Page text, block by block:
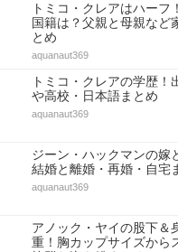
トミコ・クレアはハーフ
国籍は？父親と母親など
とめ
aquanaut369
トミコ・クレアの学歴！
や高校・日本語まとめ
aquanaut369
ジーン・ハックマンの嫁
結婚と離婚・再婚・自宅
aquanaut369
アノック・ヤイの股下＆
重！胸カップサイズから